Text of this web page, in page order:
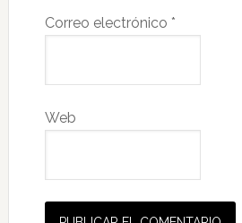
Correo electrónico *
Web